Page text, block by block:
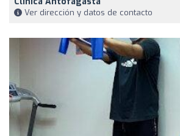
Ver dirección y datos de contacto